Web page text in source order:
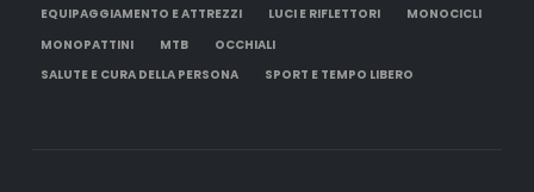
EQUIPAGGIAMENTO E ATTREZZI
LUCI E RIFLETTORI
MONOCICLI
MONOPATTINI
MTB
OCCHIALI
SALUTE E CURA DELLA PERSONA
SPORT E TEMPO LIBERO